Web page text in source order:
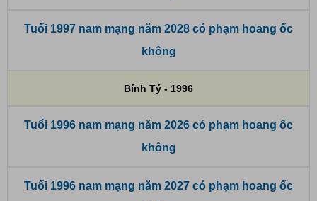
Tuổi 1997 nam mạng năm 2028 có phạm hoang ốc
không
Bính Tý - 1996
Tuổi 1996 nam mạng năm 2026 có phạm hoang ốc
không
Tuổi 1996 nam mạng năm 2027 có phạm hoang ốc